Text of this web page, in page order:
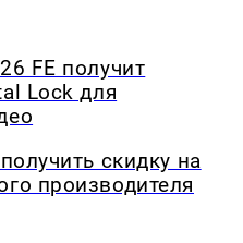
FE получит
Lock для
скидку на
производителя